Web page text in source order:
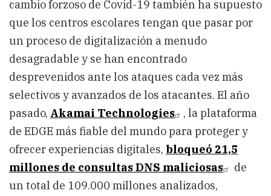
cambio forzoso de Covid-19 también ha supuesto
que los centros escolares tengan que pasar por
un proceso de digitalización a menudo
desagradable y se han encontrado
desprevenidos ante los ataques cada vez más
selectivos y avanzados de los atacantes. El año
pasado, Akamai Technologies
, la plataforma
de EDGE más fiable del mundo para proteger y
ofrecer experiencias digitales, bloqueó 21,5
millones de consultas DNS maliciosas
de
un total de 109.000 millones analizados,